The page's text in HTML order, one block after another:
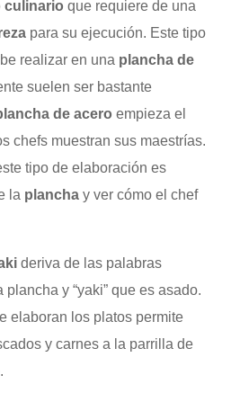
culinario que requiere de una
para su ejecución. Este tipo
realizar en una plancha de
suelen ser bastante
de acero empieza el
chefs muestran sus maestrías.
tipo de elaboración es
la plancha y ver cómo el chef
deriva de las palabras
plancha y “yaki” que es asado.
elaboran los platos permite
y carnes a la parrilla de
.